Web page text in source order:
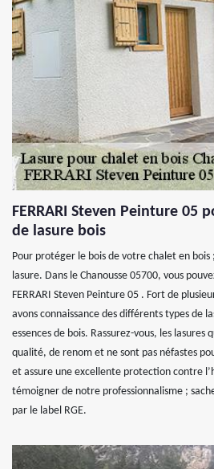
FERRARI Steven Peinture 05
de lasure bois
Pour protéger le bois de votre chalet en bois
lasure. Dans le Chanousse 05700, vous
FERRARI Steven Peinture 05 . Fort de
avons connaissance des différents types de
essences de bois. Rassurez-vous, les lasures
qualité, de renom et ne sont pas néfastes
et assure une excellente protection contre
témoigner de notre professionnalisme ;
par le label RGE.